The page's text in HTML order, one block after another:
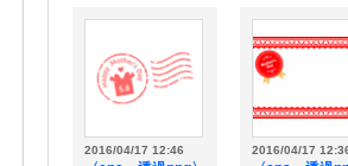
2016/04/17 12:46 2016/04/17